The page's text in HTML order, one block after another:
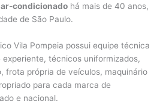
condicionado há mais de 40 anos,
de São Paulo.
Vila Pompeia possui equipe técnica
técnicos uniformizados,
frota própria de veículos, maquinário
para cada marca de
e nacional.